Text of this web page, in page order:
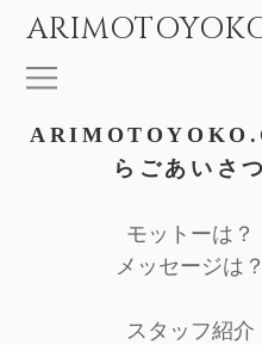
らごあいさつ
モットーは？
​メッセージは？
スタッフ紹介